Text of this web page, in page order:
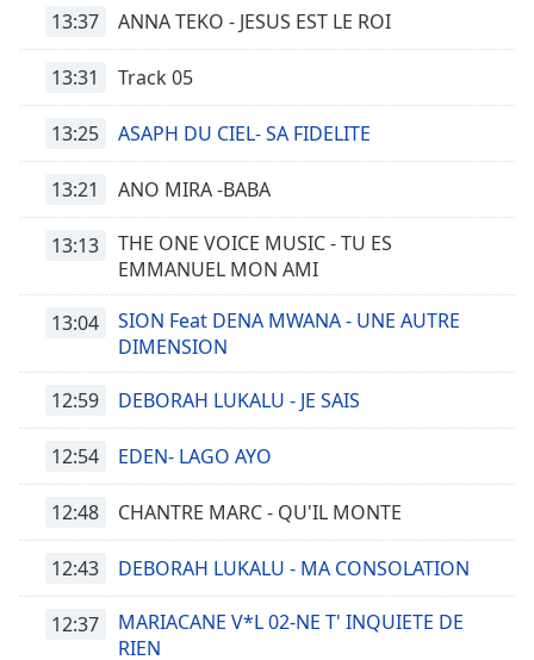
13:37 ANNA TEKO - JESUS EST LE ROI
13:31 Track 05
13:25 ASAPH DU CIEL- SA FIDELITE
13:21 ANO MIRA -BABA
13:13
THE ONE VOICE MUSIC - TU ES
EMMANUEL MON AMI
13:04
SION Feat DENA MWANA - UNE AUTRE
DIMENSION
12:59 DEBORAH LUKALU - JE SAIS
12:54 EDEN- LAGO AYO
12:48 CHANTRE MARC - QU'IL MONTE
12:43 DEBORAH LUKALU - MA CONSOLATION
12:37
MARIACANE V*L 02-NE T' INQUIETE DE
RIEN